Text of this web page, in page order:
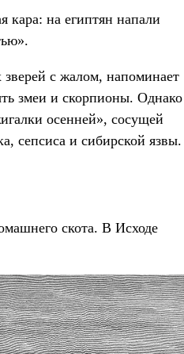
кара: на египтян напали
с жалом, напоминает
змеи и скорпионы. Однако
осенней», сосущей
сепсиса и сибирской язвы.
скота. В Исходе